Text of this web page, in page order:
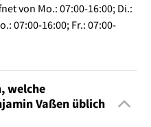
von Mo.: 07:00-16:00; Di.:
07:00-16:00; Fr.: 07:00-
welche
Vaßen üblich